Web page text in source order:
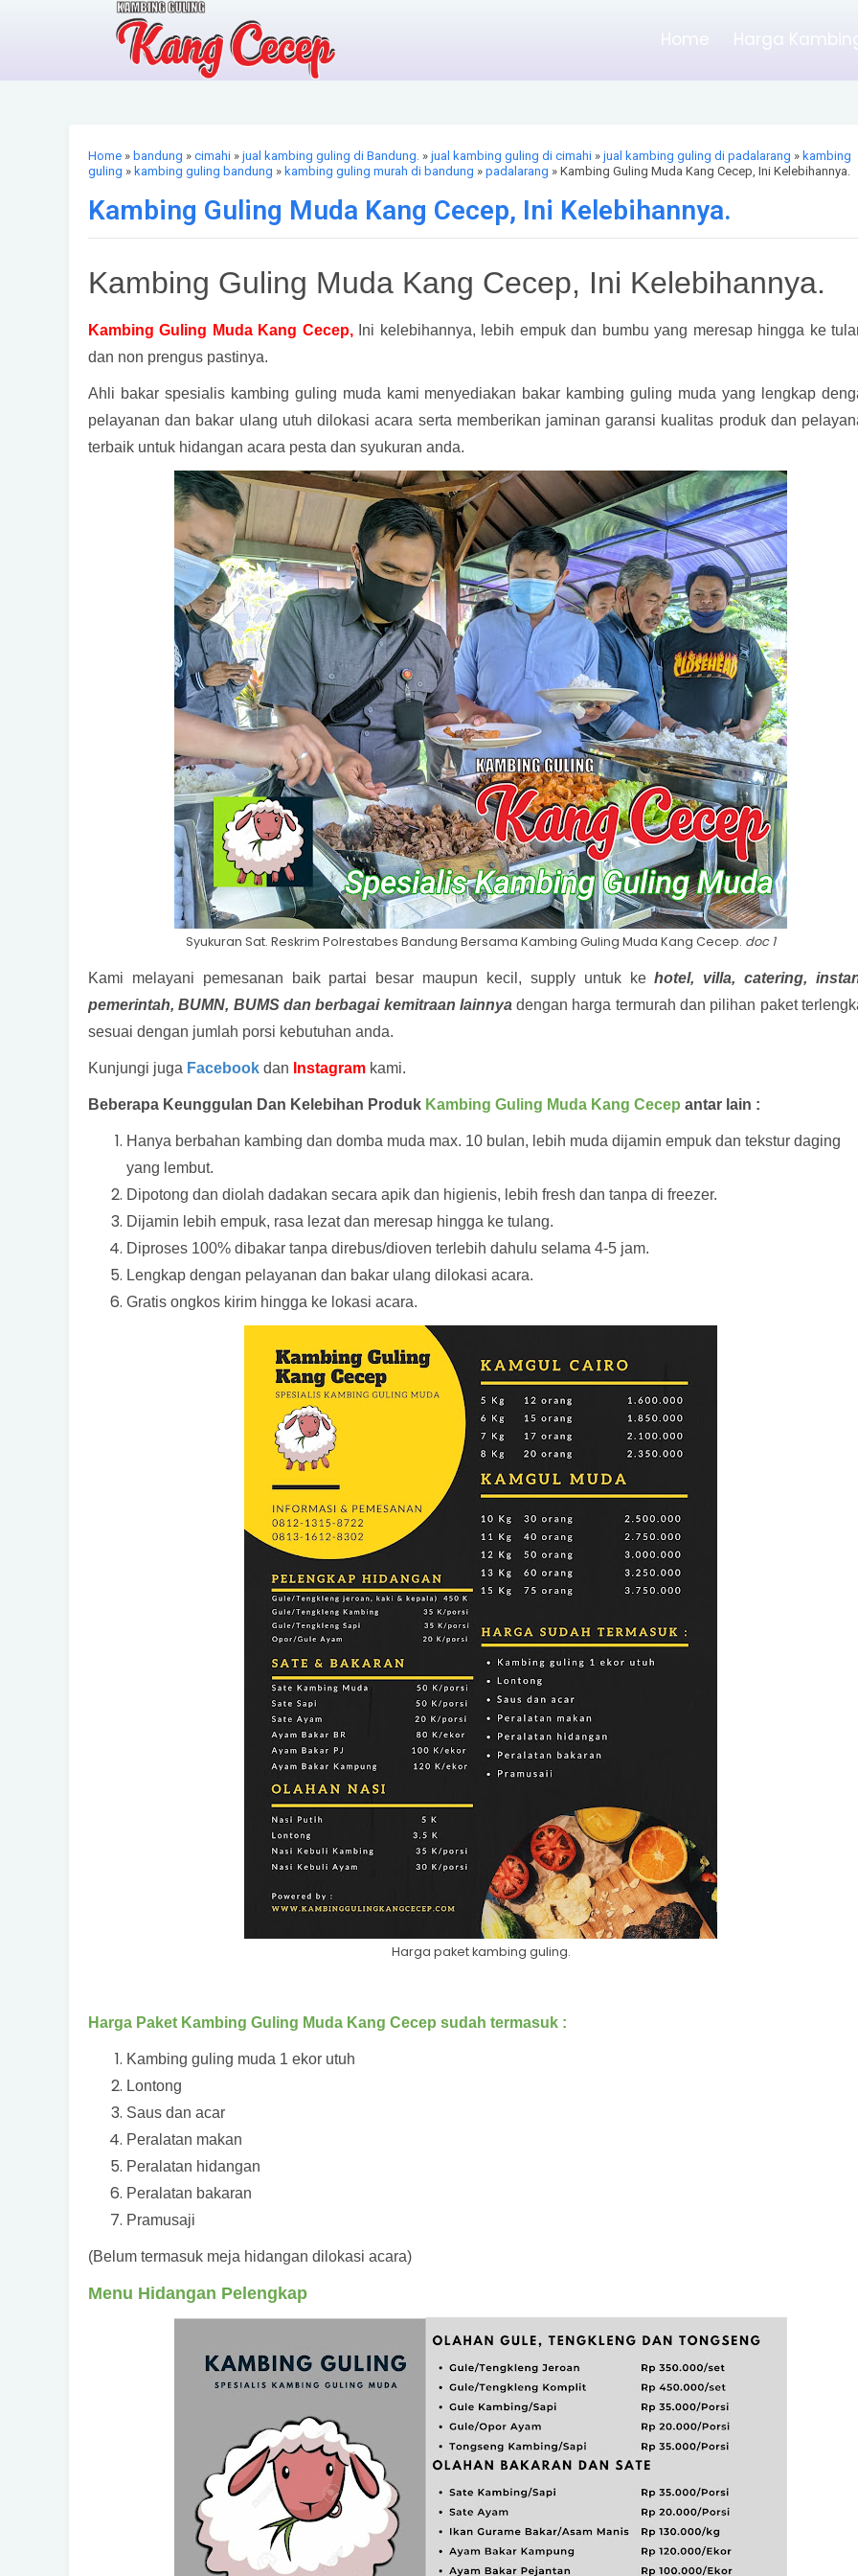
Home Harga
Home » bandung » cimahi » jual kambing guling di Bandung. » jual kambing guling di cimahi » jual kambing guling di padalarang » kambing
guling » kambing guling bandung » kambing guling murah di bandung » padalarang » Kambing Guling Muda Kang Cecep, Ini Kelebihannya.
Kambing Guling Muda Kang Cecep, Ini Kelebihannya.
Kambing Guling Muda Kang Cecep, Ini Kelebihannya.
Kambing Guling Muda Kang Cecep,Ini kelebihannya, lebih empuk dan bumbu yang meresap hingga ke
dan non prengus pastinya.
Ahli bakar spesialis kambing guling muda kami menyediakan bakar kambing guling muda yang lengkap
pelayanan dan bakar ulang utuh dilokasi acara serta memberikan jaminan garansi kualitas produk dan
terbaik untuk hidangan acara pesta dan syukuran anda.
Syukuran Sat. Reskrim Polrestabes Bandung Bersama Kambing Guling Muda Kang Cecep. doc 1
Kami melayani pemesanan baik partai besar maupun kecil, supply untuk kehotel, villa, catering,
pemerintah, BUMN, BUMS dan berbagai kemitraan lainnyadengan harga termurah dan pilihan paket
sesuai dengan jumlah porsi kebutuhan anda.
Kunjungi juga Facebook dan Instagram kami.
Beberapa Keunggulan Dan Kelebihan Produk Kambing Guling Muda Kang Cecep antar lain :
Hanya berbahan kambing dan domba muda max. 10 bulan, lebih muda dijamin empuk dan tekstur daging
yang lembut.
Dipotong dan diolah dadakan secara apik dan higienis, lebih fresh dan tanpa di freezer.
Dijamin lebih empuk, rasa lezat dan meresap hingga ke tulang.
Diproses 100% dibakar tanpa direbus/dioven terlebih dahulu selama 4-5 jam.
Lengkap dengan pelayanan dan bakar ulang dilokasi acara.
Gratis ongkos kirim hingga ke lokasi acara.
Harga paket kambing guling.
Harga Paket Kambing Guling Muda Kang Cecep sudah termasuk :
Kambing guling muda 1 ekor utuh
Lontong
Saus dan acar
Peralatan makan
Peralatan hidangan
Peralatan bakaran
Pramusaji
(Belum termasuk meja hidangan dilokasi acara)
Menu Hidangan Pelengkap